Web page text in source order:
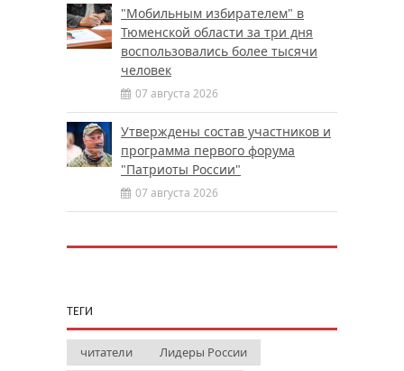
"Мобильным избирателем" в
Тюменской области за три дня
воспользовались более тысячи
человек
07 августа 2026
Утверждены состав участников и
программа первого форума
"Патриоты России"
07 августа 2026
ТЕГИ
читатели
Лидеры России